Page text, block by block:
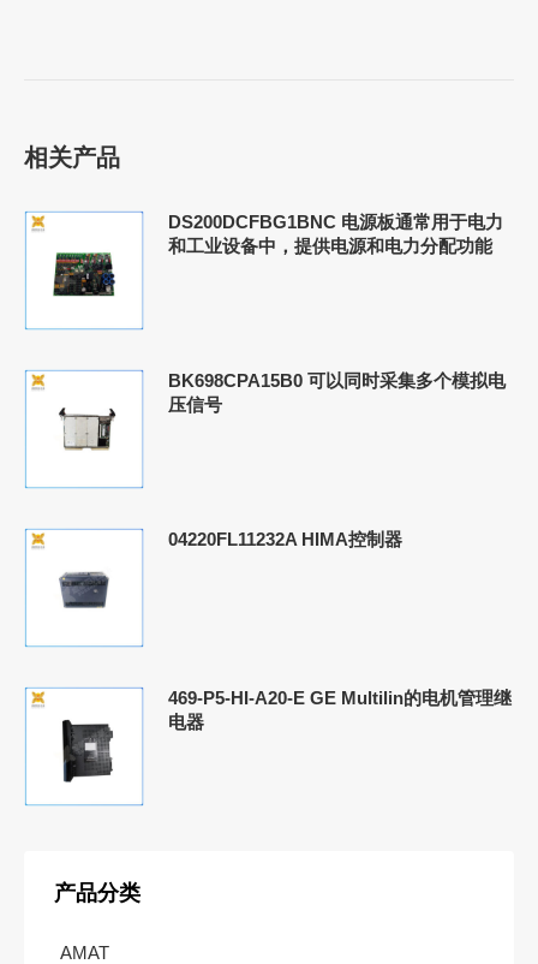
相关产品
DS200DCFBG1BNC 电源板通常用于电力
和工业设备中，提供电源和电力分配功能
BK698CPA15B0 可以同时采集多个模拟电
压信号
04220FL11232A HIMA控制器
469-P5-HI-A20-E GE Multilin的电机管理继
电器
产品分类
AMAT